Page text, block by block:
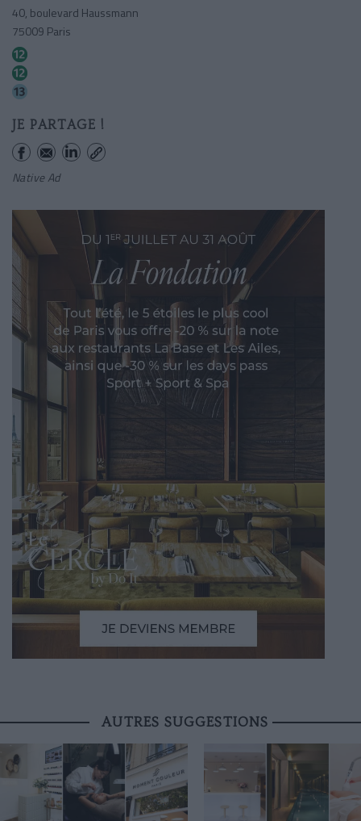
40, boulevard Haussmann
75009 Paris
JE PARTAGE !
Native Ad
AUTRES SUGGESTIONS